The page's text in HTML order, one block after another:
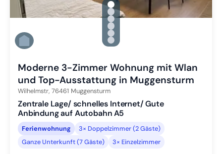
gallery.slide_selector
Zu Slide 1 wechseln
Zu Slide 2 wechseln
Zu Slide 3 wechseln
Zu Slide 4 wechseln
Zu Slide 5 wechseln
Zu Slide 6 wechseln
Moderne 3-Zimmer Wohnung mit Wlan
und Top-Ausstattung in Muggensturm
Wilhelmstr, 76461 Muggensturm
Zentrale Lage/ schnelles Internet/ Gute
Anbindung auf Autobahn A5
Ferienwohnung
3× Doppelzimmer (2 Gäste)
Ganze Unterkunft (7 Gäste)
3× Einzelzimmer